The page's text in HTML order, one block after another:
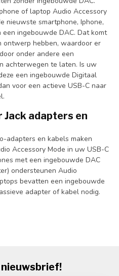
of laptop Audio Accessory
nieuwste smartphone, Iphone,
ingebouwde DAC. Dat komt
ontwerp hebben, waardoor er
onder andere een
achterwegen te laten. Is uw
een ingebouwde Digitaal
voor een actieve USB-C naar
Jack adapters en
adapters en kabels maken
Accessory Mode in uw USB-C
met een ingebouwde DAC
ondersteunen Audio
bevatten een ingebouwde
adapter of kabel nodig.
nieuwsbrief!